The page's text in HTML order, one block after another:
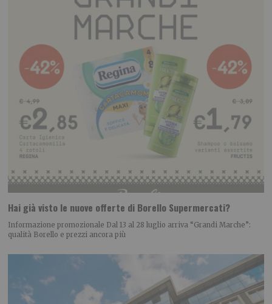
Hai già visto le nuove offerte di Borello Supermercati?
Informazione promozionale Dal 13 al 28 luglio arriva “Grandi Marche”:
qualità Borello e prezzi ancora più